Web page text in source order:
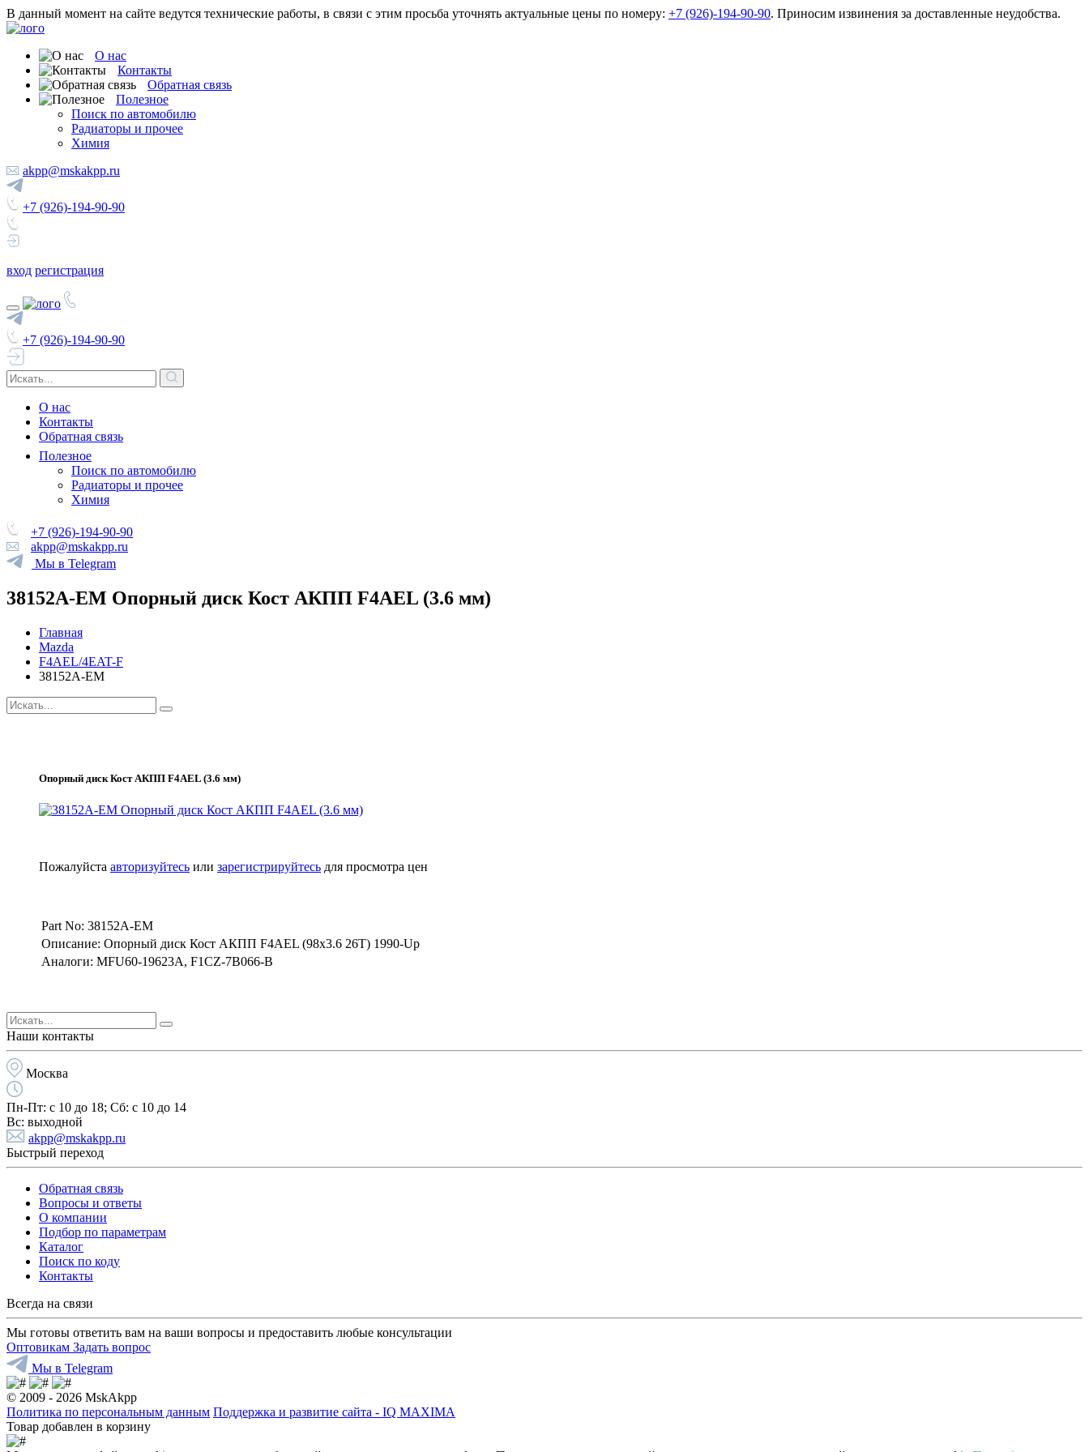
В данный момент на сайте ведутся технические работы, в связи с этим просьба уточнять актуальные цены по номеру: +7 (926)-194-90-90. Приносим извинения за доставленные неудобства.
О нас
Контакты
Обратная связь
Полезное
Поиск по автомобилю
Радиаторы и прочее
Химия
akpp@mskakpp.ru
+7 (926)-194-90-90
вход регистрация
+7 (926)-194-90-90
О нас
Контакты
Обратная связь
Полезное
Поиск по автомобилю
Радиаторы и прочее
Химия
+7 (926)-194-90-90
akpp@mskakpp.ru
Мы в Telegram
38152A-EM Опорный диск Кост АКПП F4AEL (3.6 мм)
Главная
Mazda
F4AEL/4EAT-F
38152A-EM
Опорный диск Кост АКПП F4AEL (3.6 мм)
Пожалуйста авторизуйтесь или зарегистрируйтесь для просмотра цен
Part No: 38152A-EM
Описание: Опорный диск Кост АКПП F4AEL (98х3.6 26Т) 1990-Up
Аналоги: MFU60-19623A, F1CZ-7B066-B
Наши контакты
Москва
Пн-Пт: с 10 до 18; Cб: с 10 до 14
Вс: выходной
akpp@mskakpp.ru
Быстрый переход
Обратная связь
Вопросы и ответы
О компании
Подбор по параметрам
Каталог
Поиск по коду
Контакты
Всегда на связи
Мы готовы ответить вам на ваши вопросы и предоставить любые консультации
Оптовикам Задать вопрос
Мы в Telegram
© 2009 - 2026 MskAkpp
Политика по персональным данным Поддержка и развитие сайта - IQ MAXIMA
Товар добавлен в корзину